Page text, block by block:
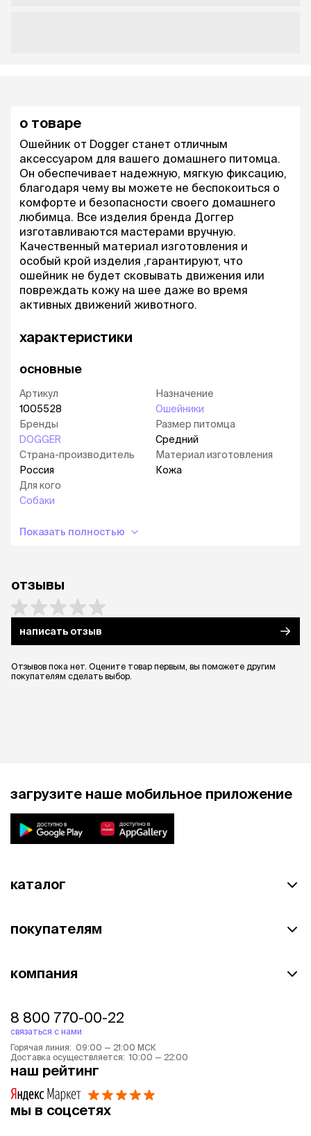
о товаре
Ошейник от Dogger станет отличным
аксессуаром для вашего домашнего питомца.
Он обеспечивает надежную, мягкую фиксацию,
благодаря чему вы можете не беспокоиться о
комфорте и безопасности своего домашнего
любимца. Все изделия бренда Доггер
изготавливаются мастерами вручную.
Качественный материал изготовления и
особый крой изделия ,гарантируют, что
ошейник не будет сковывать движения или
повреждать кожу на шее даже во время
активных движений животного.
характеристики
основные
Артикул
1005528
Бренды
DOGGER
Страна-производитель
Россия
Для кого
Собаки
Назначение
Ошейники
Размер питомца
Средний
Материал изготовления
Кожа
Показать полностью
отзывы
написать отзыв
Отзывов пока нет. Оцените товар первым, вы поможете другим
покупателям сделать выбор.
загрузите наше мобильное приложение
каталог
покупателям
компания
8 800 770-00-22
связаться с нами
Горячая линия: 09:00 — 21:00 МСК
Доставка осуществляется: 10:00 — 22:00
наш рейтинг
мы в соцсетях